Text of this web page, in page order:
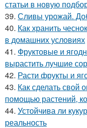
статьи в новую
39. Сливы урожай.
40. Как хранить
в домашних условиях
41. Фруктовые и
вырастить лучшие
42. Расти фрукты и
43. Как сделать свой
помощью растений,
44. Устойчива ли
реальность